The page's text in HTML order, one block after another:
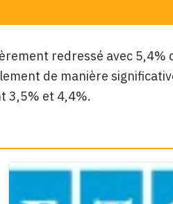
redressé avec 5,4%
de manière
3,5% et 4,4%.